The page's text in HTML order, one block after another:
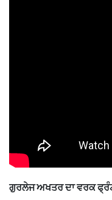
ਗੁਰਲੇਜ ਅਖਤਰ ਦਾ ਵਰਕ